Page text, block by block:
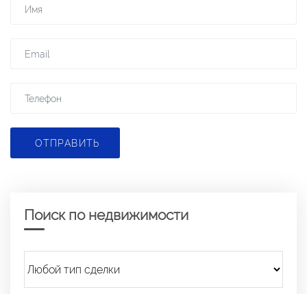
ОТПРАВИТЬ
Поиск по недвижимости